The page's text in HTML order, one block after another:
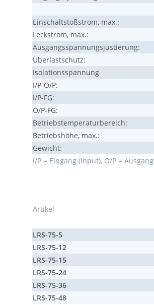
Einschaltstoßstrom, max.:
Leckstrom, max.:
Ausgangsspannungsjustierung:
Überlastschutz:
Isolationsspannung
I/P-O/P:
I/P-FG:
O/P-FG:
Betriebstemperaturbereich:
Betriebshöhe, max.:
Gewicht:
I/P = Eingang (Input), O/P =
Artikel
LRS-75-5
LRS-75-12
LRS-75-15
LRS-75-24
LRS-75-36
LRS-75-48